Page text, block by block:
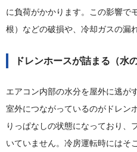
に負荷がかかります。この影響で
根）などの破損や、冷却ガスの漏
ドレンホースが詰まる（水
エアコン内部の水分を屋外に逃が
室外につながっているのがドレン
りっぱなしの状態になっており、
いていません。冷房運転時にはそ